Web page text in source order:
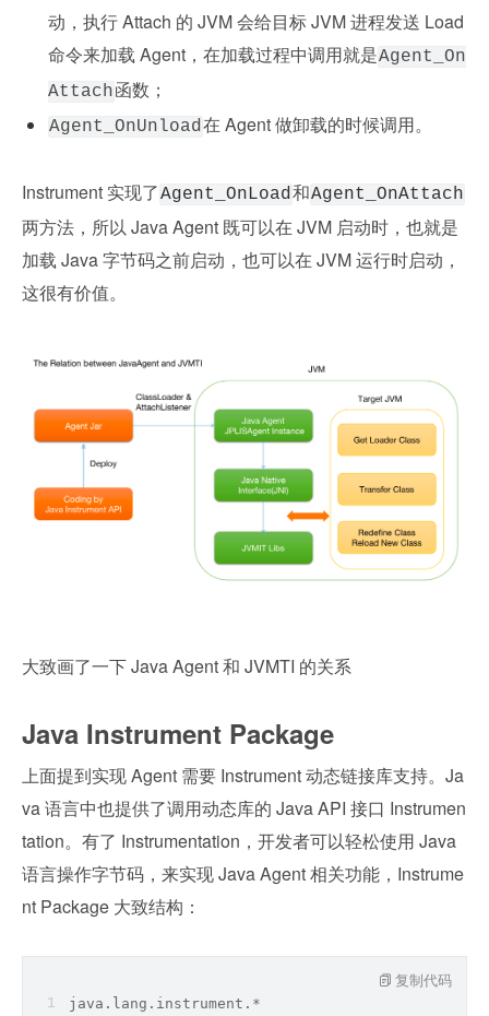
动，执行 Attach 的 JVM 会给目标 JVM 进程发送 Load
命令来加载 Agent，在加载过程中调用就是Agent_On
Attach函数；
Agent_OnUnload在 Agent 做卸载的时候调用。
Instrument 实现了Agent_OnLoad和Agent_OnAttach
两方法，所以 Java Agent 既可以在 JVM 启动时，也就是
加载 Java 字节码之前启动，也可以在 JVM 运行时启动，
这很有价值。
大致画了一下 Java Agent 和 JVMTI 的关系
Java Instrument Package
上面提到实现 Agent 需要 Instrument 动态链接库支持。Ja
va 语言中也提供了调用动态库的 Java API 接口 Instrumen
tation。有了 Instrumentation，开发者可以轻松使用 Java
语言操作字节码，来实现 Java Agent 相关功能，Instrume
nt Package 大致结构：
java.lang.instrument.*
复制代码